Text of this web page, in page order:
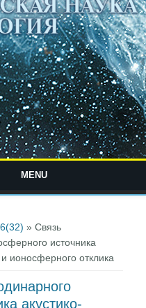
MENU
» Связь
источника
ионосферного отклика
акустико-